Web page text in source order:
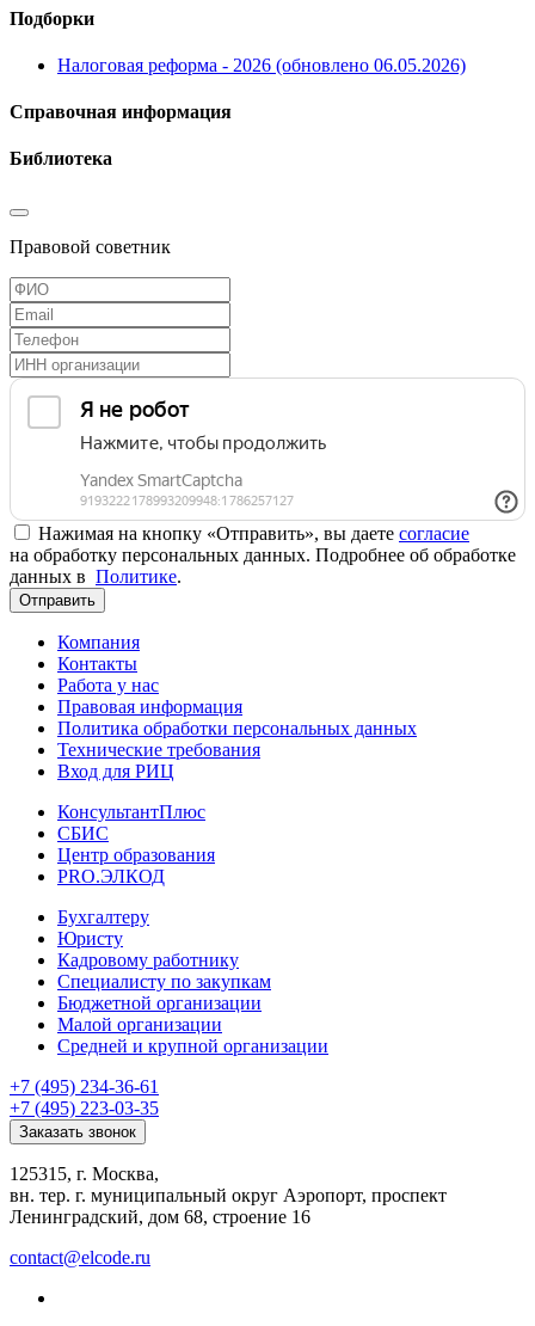
Подборки
Налоговая реформа - 2026 (обновлено 06.05.2026)
Справочная информация
Библиотека
Правовой советник
Нажимая на кнопку «Отправить», вы даете согласие
на обработку персональных данных. Подробнее об обработке
данных в Политике.
Отправить
Компания
Контакты
Работа у нас
Правовая информация
Политика обработки персональных данных
Технические требования
Вход для РИЦ
КонсультантПлюс
СБИС
Центр образования
PRO.ЭЛКОД
Бухгалтеру
Юристу
Кадровому работнику
Специалисту по закупкам
Бюджетной организации
Малой организации
Средней и крупной организации
+7 (495) 234-36-61
+7 (495) 223-03-35
Заказать звонок
125315, г. Москва,
вн. тер. г. муниципальный округ Аэропорт, проспект
Ленинградский, дом 68, строение 16
contact@elcode.ru